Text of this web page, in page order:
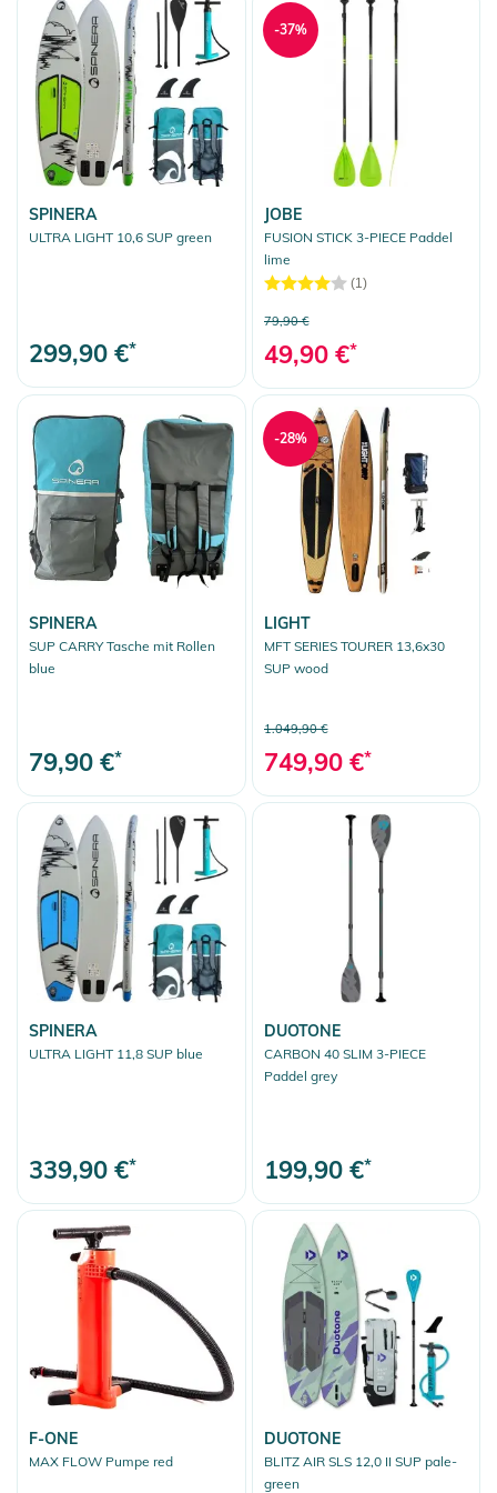
SPINERA
ULTRA LIGHT 10,6 SUP green
299,90 €*
JOBE
FUSION STICK 3-PIECE Paddel
lime
(1)
79,90 €
49,90 €*
-37%
SPINERA
SUP CARRY Tasche mit Rollen
blue
79,90 €*
LIGHT
MFT SERIES TOURER 13,6x30
SUP wood
1.049,90 €
749,90 €*
-28%
SPINERA
ULTRA LIGHT 11,8 SUP blue
339,90 €*
DUOTONE
CARBON 40 SLIM 3-PIECE
Paddel grey
199,90 €*
F-ONE
MAX FLOW Pumpe red
DUOTONE
BLITZ AIR SLS 12,0 II SUP pale-
green